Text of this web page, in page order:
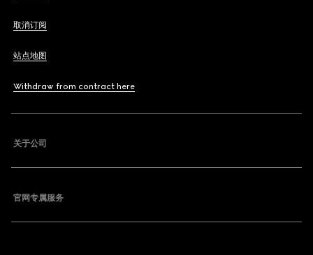
取消订阅
站点地图
Withdraw from contract here
关于公司
官网专属服务